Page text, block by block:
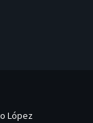
López